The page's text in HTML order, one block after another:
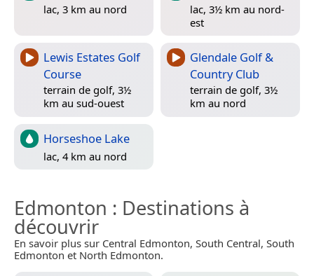
lac, 3 km au nord
lac, 3½ km au nord-
est
Lewis Estates Golf
Course
terrain de golf, 3½
km au sud-ouest
Glendale Golf &
Country Club
terrain de golf, 3½
km au nord
Horseshoe Lake
lac, 4 km au nord
Edmonton : Destinations à
découvrir
En savoir plus sur Central Edmonton, South Central, South
Edmonton et North Edmonton.